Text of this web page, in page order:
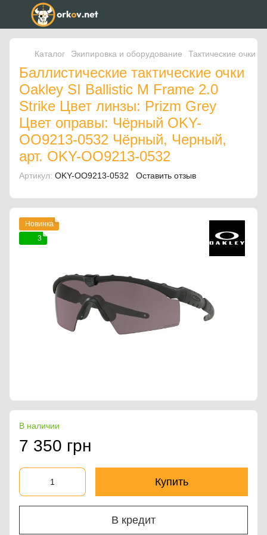
Каталог Экипировка и оборудование Тактические очки
Баллистические тактические очки
Oakley SI Ballistic M Frame 2.0
Strike Цвет линзы: Prizm Grey
Цвет оправы: Чёрный OKY-
OO9213-0532 Чёрный, Черный,
арт. OKY-OO9213-0532
Артикул: OKY-OO9213-0532 Оставить отзыв
Новинка
3
В наличии
7 350 грн
Купить
В кредит